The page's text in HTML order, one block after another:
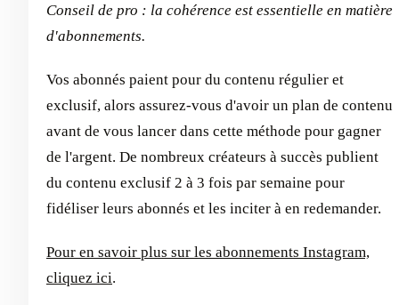
Conseil de pro : la cohérence est essentielle en matière
d'abonnements.
Vos abonnés paient pour du contenu régulier et
exclusif, alors assurez-vous d'avoir un plan de contenu
avant de vous lancer dans cette méthode pour gagner
de l'argent. De nombreux créateurs à succès publient
du contenu exclusif 2 à 3 fois par semaine pour
fidéliser leurs abonnés et les inciter à en redemander.
Pour en savoir plus sur les abonnements Instagram,
cliquez ici.